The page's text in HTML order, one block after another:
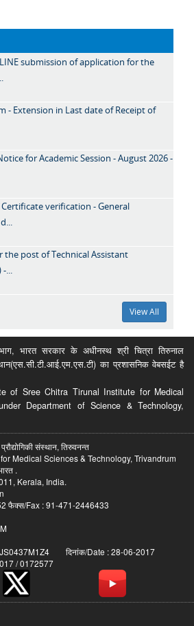
submission of application for the
- Extension in Last date of Receipt of
for Academic Session - August 2026 -
verification - General
the post of Technical Assistant
-...
View All
भारत सरकार के अधीनस्थ श्री चित्रा तिरुनाल
का प्रशासनिक वेबसईट है
of Sree Chitra Tirunal Institute for Medical
Department of Science & Technology,
संस्थान, तिरुवनन्त
Medical Sciences & Technology, Trivandrum
.
Kerala, India.
फैक्स/Fax : 91-471-2446433
दिनांक/Date : 28-06-2017
/ 0172577